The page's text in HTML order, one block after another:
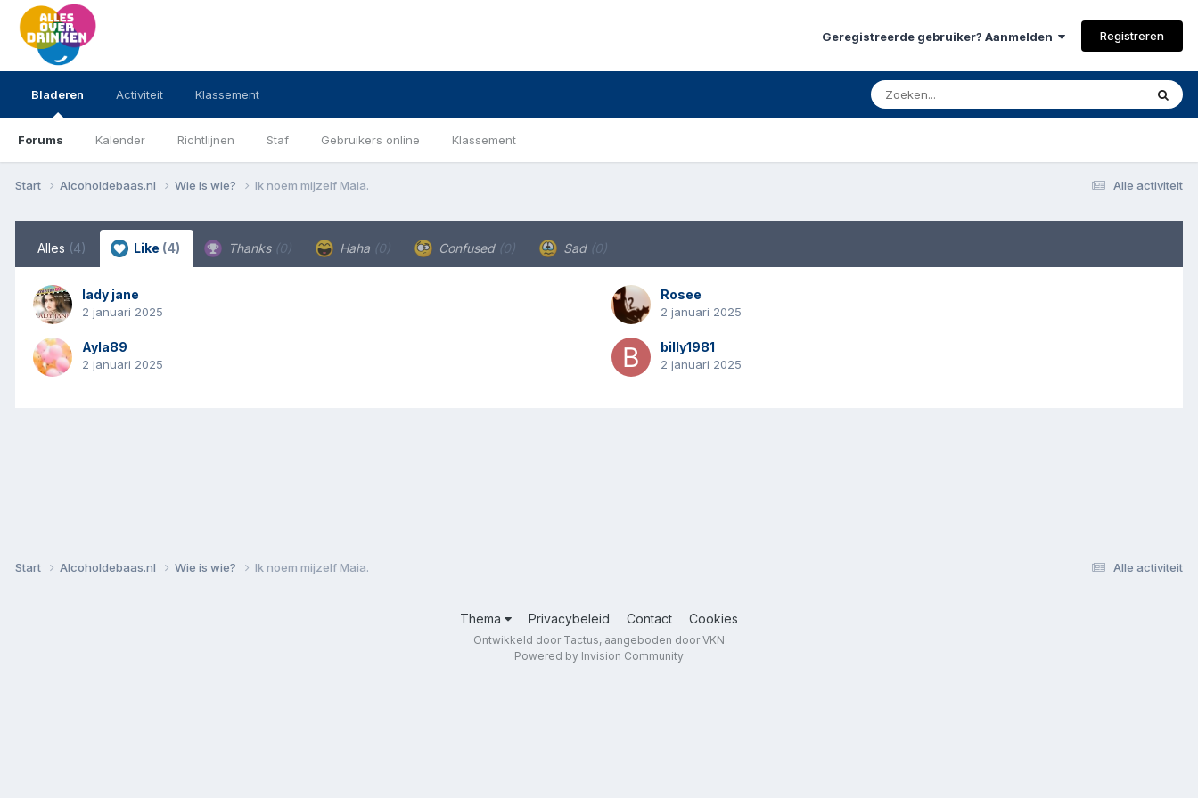
Geregistreerde gebruiker? Aanmelden Registreren
Bladeren
Forums Kalender Richtlijnen Staf Gebruikers online Klassement
Activiteit Klassement
Alle activiteit
Start Alcoholdebaas.nl Wie is wie? Ik noem mijzelf Maia.
Alles (4) Like (4) Thanks (0) Haha (0) Confused (0) Sad (0)
lady jane
2 januari 2025
Rosee
2 januari 2025
Ayla89
2 januari 2025
billy1981
2 januari 2025
Alle activiteit
Start Alcoholdebaas.nl Wie is wie? Ik noem mijzelf Maia.
Thema Privacybeleid Contact Cookies
Ontwikkeld door Tactus, aangeboden door VKN
Powered by Invision Community